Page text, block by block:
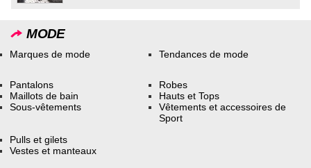
MODE
Marques de mode Tendances de mode
Pantalons
Maillots de bain
Sous-vêtements
Robes
Hauts et Tops
Vêtements et accessoires de
Sport
Pulls et gilets
Vestes et manteaux